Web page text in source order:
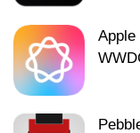
Apple